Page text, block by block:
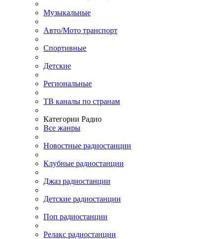
Музыкальные
Авто/Мото транспорт
Спортивные
Детские
Региональные
ТВ каналы по странам
Категории Радио
Все жанры
Новостные радиостанции
Клубные радиостанции
Джаз радиостанции
Детские радиостанции
Поп радиостанции
Релакс радиостанции